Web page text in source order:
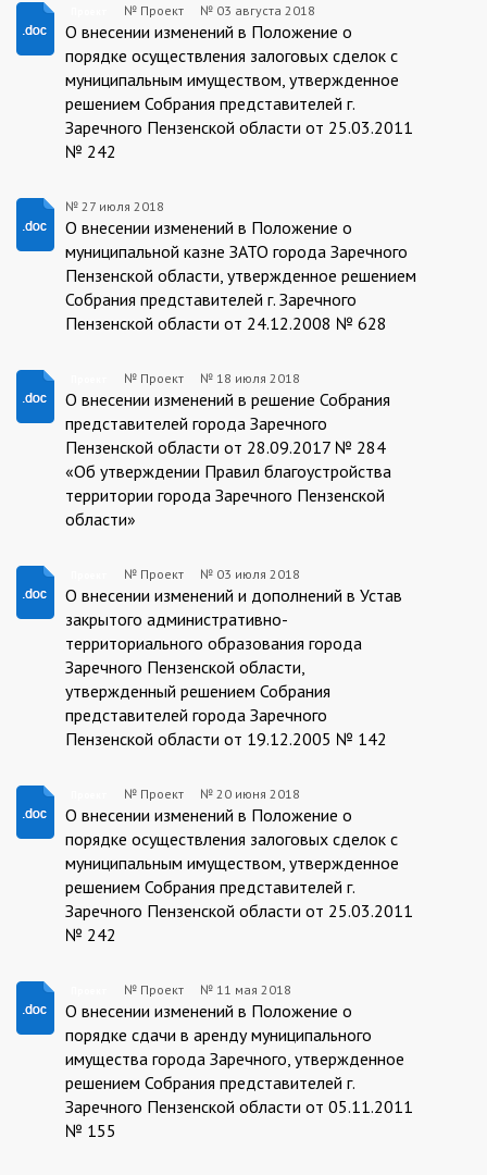
Проект
№ Проект № 03 августа 2018
О внесении изменений в Положение о
порядке осуществления залоговых сделок с
муниципальным имуществом, утвержденное
решением Собрания представителей г.
Заречного Пензенской области от 25.03.2011
№ 242
Проект
№ 27 июля 2018
О внесении изменений в Положение о
муниципальной казне ЗАТО города Заречного
Пензенской области, утвержденное решением
Собрания представителей г. Заречного
Пензенской области от 24.12.2008 № 628
Проект
№ Проект № 18 июля 2018
О внесении изменений в решение Собрания
представителей города Заречного
Пензенской области от 28.09.2017 № 284
«Об утверждении Правил благоустройства
территории города Заречного Пензенской
области»
Проект
№ Проект № 03 июля 2018
О внесении изменений и дополнений в Устав
закрытого административно-
территориального образования города
Заречного Пензенской области,
утвержденный решением Собрания
представителей города Заречного
Пензенской области от 19.12.2005 № 142
25.03.2011
№242
№ Проект № 20 июня 2018
О внесении изменений в Положение о
порядке осуществления залоговых сделок с
муниципальным имуществом, утвержденное
решением Собрания представителей г.
Заречного Пензенской области от 25.03.2011
№ 242
Проект
№ Проект № 11 мая 2018
О внесении изменений в Положение о
порядке сдачи в аренду муниципального
имущества города Заречного, утвержденное
решением Собрания представителей г.
Заречного Пензенской области от 05.11.2011
№ 155